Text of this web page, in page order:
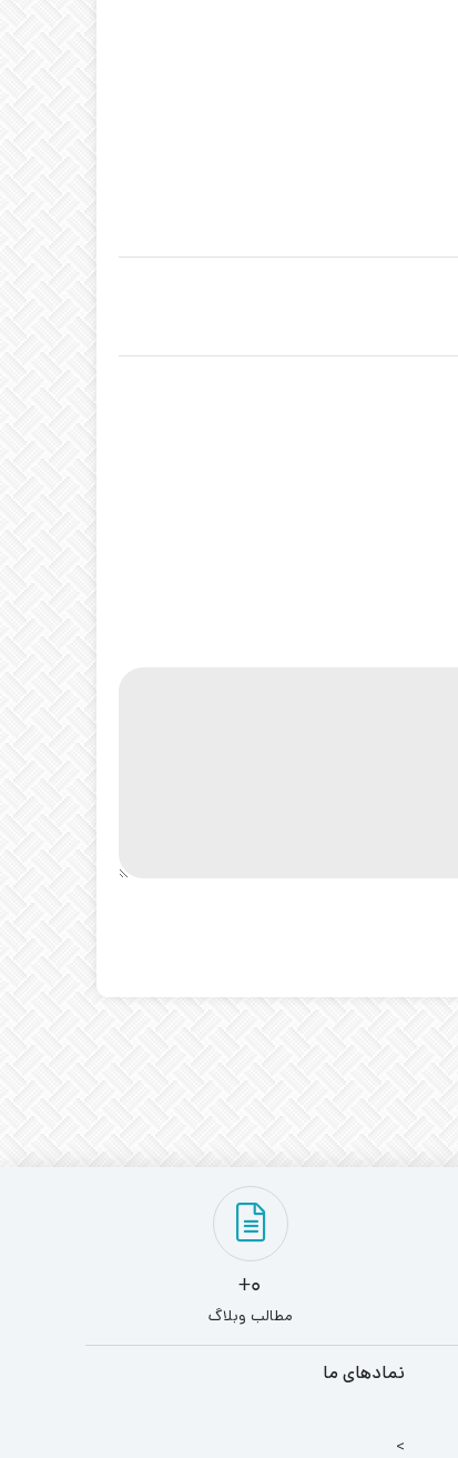
0+
مطالب وبلاگ
نمادهای ما
>